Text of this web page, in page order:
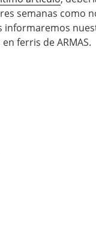
semanas como
ferris de ARMAS.